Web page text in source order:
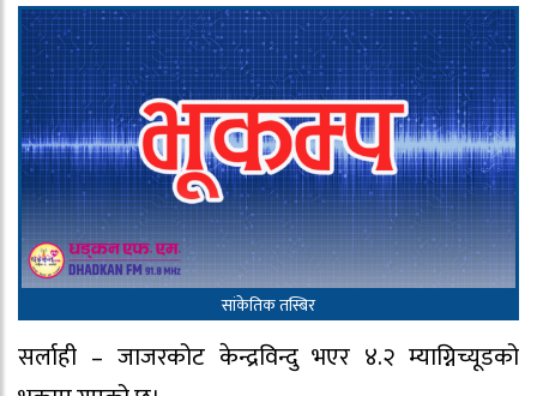
सांकेतिक तस्बिर
सर्लाही – जाजरकोट केन्द्रविन्दु भएर ४.२ म्याग्निच्यूडको